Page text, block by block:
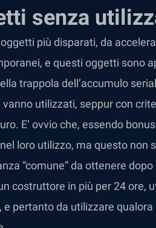
senza
più disparati, da
e questi oggetti sono
trappola dell’accumulo
utilizzati, seppur con
E’ ovvio che, essendo
loro utilizzo, ma questo non
“comune” da ottenere
costruttore in più per 24 ore,
pertanto da utilizzare